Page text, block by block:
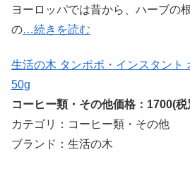
ヨーロッパでは昔から、ハーブの
の…続きを読む
生活の木 タンポポ・インスタント
50g
コーヒー類・その他価格：1700(税
カテゴリ：コーヒー類・その他
ブランド：生活の木